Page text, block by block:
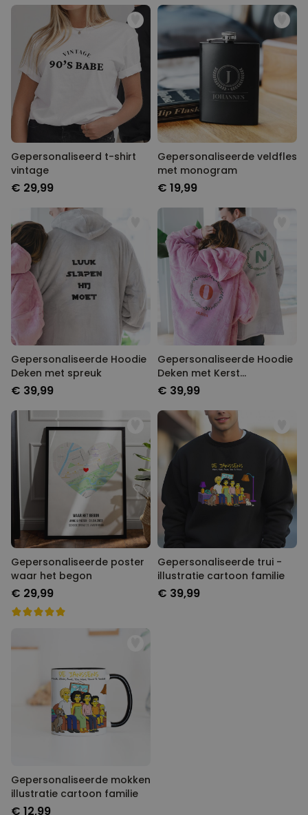
Gepersonaliseerd t-shirt
vintage
€ 29,99
Gepersonaliseerde veldfles
met monogram
€ 19,99
Gepersonaliseerde Hoodie
Deken met spreuk
€ 39,99
Gepersonaliseerde Hoodie
Deken met Kerst
monogram
€ 39,99
Gepersonaliseerde poster
waar het begon
€ 29,99
Gepersonaliseerde trui -
illustratie cartoon familie
€ 39,99
Gepersonaliseerde mokken
illustratie cartoon familie
€ 12,99